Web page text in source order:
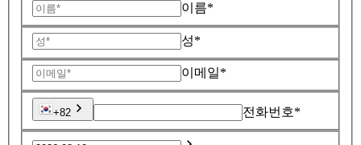
이름*
성*
이메일*
+82 전화번호*